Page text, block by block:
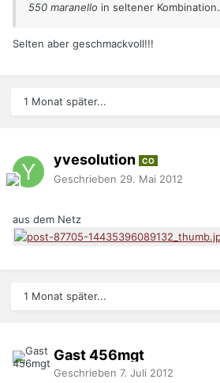
550 maranello in seltener Kombination.
Selten aber geschmackvoll!!!
1 Monat später...
yvesolution CO
Geschrieben 29. Mai 2012
aus dem Netz
1 Monat später...
Gast 456mgt
Geschrieben 7. Juli 2012